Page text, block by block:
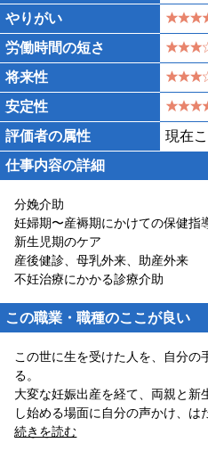
やりがい
労働時間の短さ
将来性
安定性
評価者の属性
現在
仕事内容の詳細
分娩介助
妊婦期〜産褥期にかけての保健指
新生児期のケア
産後健診、母乳外来、助産外来
不妊治療にかかる診療介助
この職業・職種のここが良い
この世に生を受けた人を、自分の
る。
大変な妊娠出産を経て、両親と新
し始める場面に自分の声かけ、は
続きを読む